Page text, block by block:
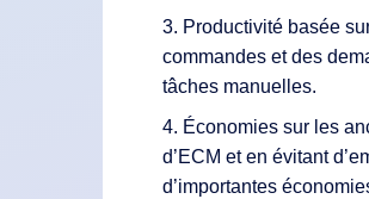
3. Productivité basée
commandes et des
tâches manuelles.
4. Économies sur les
d’ECM et en évitant
d’importantes